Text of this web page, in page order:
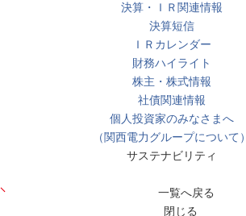
決算・ＩＲ関連情報
決算短信
ＩＲカレンダー
財務ハイライト
株主・株式情報
社債関連情報
個人投資家のみなさまへ
（関西電力グループについて）
サステナビリティ
一覧へ戻る
閉じる